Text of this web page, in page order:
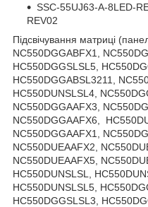
SSC-55UJ63-A-8LED-
REV02
Підсвічування матриці
NC550DGGABFX1,
HC550DGGSLSL5,
HC550DGGABSL3211,
HC550DUNSLSL4,
NC550DGGAAFX3,
NC550DGGAAFX6,
NC550DGGAAFX1,
NC550DUEAAFX2,
NC550DUEAAFX5,
HC550DUNSLSL,
HC550DUNSLSL5,
HC550DGGSLSL3,